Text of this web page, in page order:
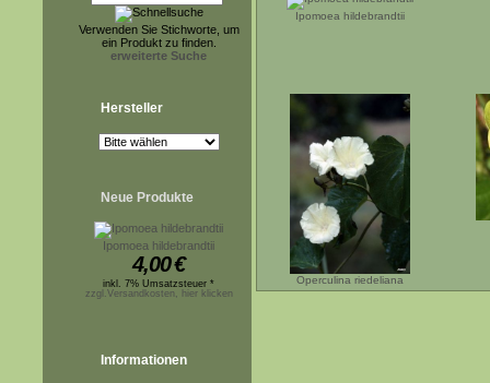
Verwenden Sie Stichworte, um
ein Produkt zu finden.
erweiterte Suche
Hersteller
Neue Produkte
Ipomoea hildebrandtii
4,00€
inkl. 7% Umsatzsteuer *
zzgl.Versandkosten, hier klicken
Informationen
Ipomoea hildebrandtii
Operculina riedeliana